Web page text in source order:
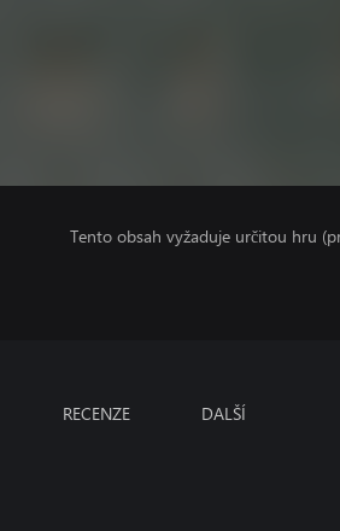
Tento obsah vyžaduje určitou hru
RECENZE DALŠÍ